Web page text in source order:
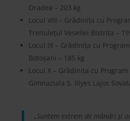
Oradea – 203 kg
Locul VIII – Grădinița cu
Trenulețul Veseliei Bistrița –
Locul IX – Grădinița cu
Botoșani – 185 kg
Locul X – Grădinița cu
Gimnaziala S. Illyes Lajos
„Suntem extrem de mândri și